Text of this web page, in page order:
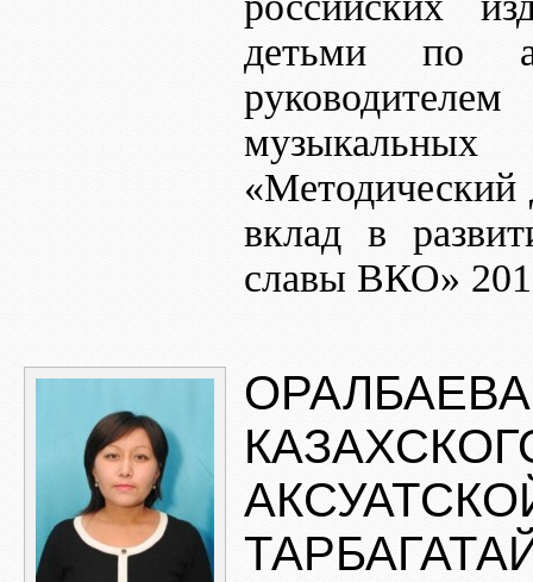
детьми по
«Методический
вклад в
славы ВКО»